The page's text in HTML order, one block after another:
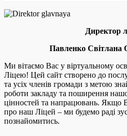
Директор
Павленко Світлана
Ми вітаємо Вас у віртуальному
Ліцею! Цей сайт створено до
та усіх членів громади з метою
роботи закладу та поширення
цінностей та напрацювань. Якщо
про наш Ліцей – ми будемо раді
познайомитись.